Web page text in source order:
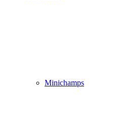
Minichamps